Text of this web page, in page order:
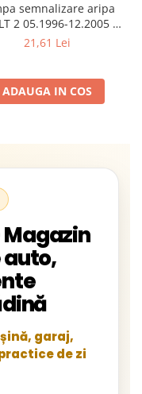
semnalizare aripa
2 05.1996-12.2005 ;
Sprinter 1995-
Euroliner,
21,61 Lei
ADAUGA IN COS
auto,
garaj,
de zi